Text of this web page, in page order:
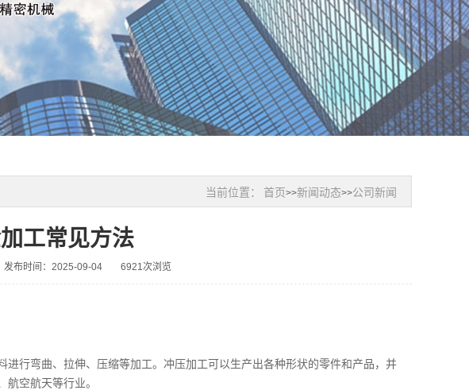
当前位置： 首页>>新闻动态>>公司新闻
工常见方法
发布时间：2025-09-04 6921次浏览
进行弯曲、拉伸、压缩等加工。冲压加工可以生产出各种形状的零件和产品，并
空航天等行业。